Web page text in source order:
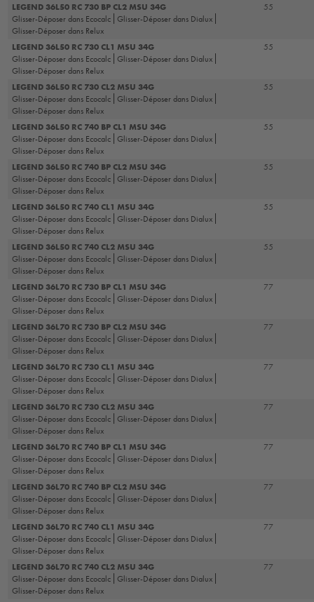
LEGEND 36L50 RC 730 BP CL2 MSU 34G
Glisser-Déposer dans Ecocalc Glisser-Déposer dans Dialux
Glisser-Déposer dans Relux
55
LEGEND 36L50 RC 730 CL1 MSU 34G
Glisser-Déposer dans Ecocalc Glisser-Déposer dans Dialux
Glisser-Déposer dans Relux
55
LEGEND 36L50 RC 730 CL2 MSU 34G
Glisser-Déposer dans Ecocalc Glisser-Déposer dans Dialux
Glisser-Déposer dans Relux
55
LEGEND 36L50 RC 740 BP CL1 MSU 34G
Glisser-Déposer dans Ecocalc Glisser-Déposer dans Dialux
Glisser-Déposer dans Relux
55
LEGEND 36L50 RC 740 BP CL2 MSU 34G
Glisser-Déposer dans Ecocalc Glisser-Déposer dans Dialux
Glisser-Déposer dans Relux
55
LEGEND 36L50 RC 740 CL1 MSU 34G
Glisser-Déposer dans Ecocalc Glisser-Déposer dans Dialux
Glisser-Déposer dans Relux
55
LEGEND 36L50 RC 740 CL2 MSU 34G
Glisser-Déposer dans Ecocalc Glisser-Déposer dans Dialux
Glisser-Déposer dans Relux
55
LEGEND 36L70 RC 730 BP CL1 MSU 34G
Glisser-Déposer dans Ecocalc Glisser-Déposer dans Dialux
Glisser-Déposer dans Relux
77
LEGEND 36L70 RC 730 BP CL2 MSU 34G
Glisser-Déposer dans Ecocalc Glisser-Déposer dans Dialux
Glisser-Déposer dans Relux
77
LEGEND 36L70 RC 730 CL1 MSU 34G
Glisser-Déposer dans Ecocalc Glisser-Déposer dans Dialux
Glisser-Déposer dans Relux
77
LEGEND 36L70 RC 730 CL2 MSU 34G
Glisser-Déposer dans Ecocalc Glisser-Déposer dans Dialux
Glisser-Déposer dans Relux
77
LEGEND 36L70 RC 740 BP CL1 MSU 34G
Glisser-Déposer dans Ecocalc Glisser-Déposer dans Dialux
Glisser-Déposer dans Relux
77
LEGEND 36L70 RC 740 BP CL2 MSU 34G
Glisser-Déposer dans Ecocalc Glisser-Déposer dans Dialux
Glisser-Déposer dans Relux
77
LEGEND 36L70 RC 740 CL1 MSU 34G
Glisser-Déposer dans Ecocalc Glisser-Déposer dans Dialux
Glisser-Déposer dans Relux
77
LEGEND 36L70 RC 740 CL2 MSU 34G
Glisser-Déposer dans Ecocalc Glisser-Déposer dans Dialux
Glisser-Déposer dans Relux
77